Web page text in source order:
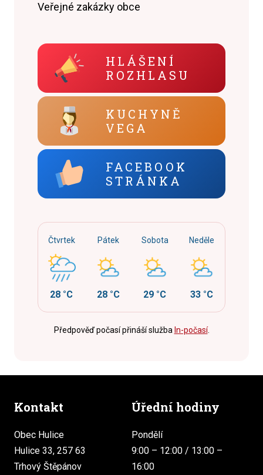
Veřejné zakázky obce
HLÁŠENÍ
ROZHLASU
KUCHYNĚ
VEGA
FACEBOOK
STRÁNKA
Čtvrtek
28 °C
Pátek
28 °C
Sobota
29 °C
Neděle
33 °C
Předpověď počasí přináší služba In-počasí.
Kontakt
Obec Hulice
Hulice 33, 257 63
Trhový Štěpánov
Úřední hodiny
Pondělí
9:00 – 12:00 / 13:00 –
16:00